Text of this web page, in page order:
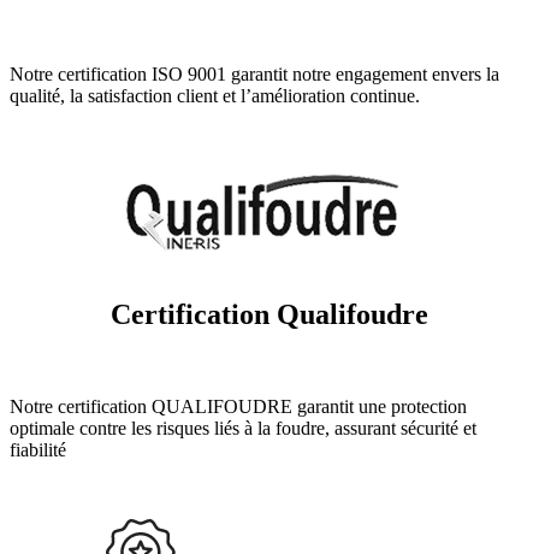
Notre certification ISO 9001 garantit notre engagement envers la
qualité, la satisfaction client et l’amélioration continue.
Certification Qualifoudre
Notre certification QUALIFOUDRE garantit une protection
optimale contre les risques liés à la foudre, assurant sécurité et
fiabilité